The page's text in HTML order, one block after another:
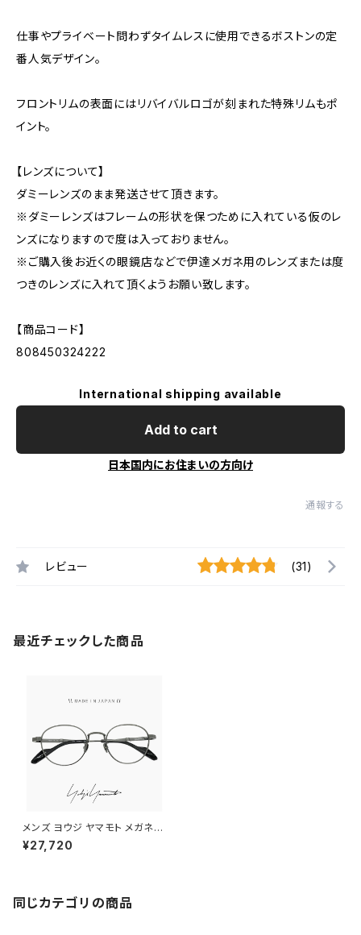
仕事やプライベート問わずタイムレスに使用できるボストンの定
番人気デザイン。
フロントリムの表面にはリバイバルロゴが刻まれた特殊リムもポ
イント。
【レンズについて】
ダミーレンズのまま発送させて頂きます。
※ダミーレンズはフレームの形状を保つために入れている仮のレ
ンズになりますので度は入っておりません。
※ご購入後お近くの眼鏡店などで伊達メガネ用のレンズまたは度
つきのレンズに入れて頂くようお願い致します。
【商品コード】
808450324222
International shipping available
Add to cart
日本国内にお住まいの方向け
通報する
レビュー (31)
最近チェックした商品
メンズ ヨウジ ヤマモト メガネ
日本製 19-0090 3 c03 49m
m Yohji Yamamoto 眼鏡 ブラ
¥27,720
同じカテゴリの商品